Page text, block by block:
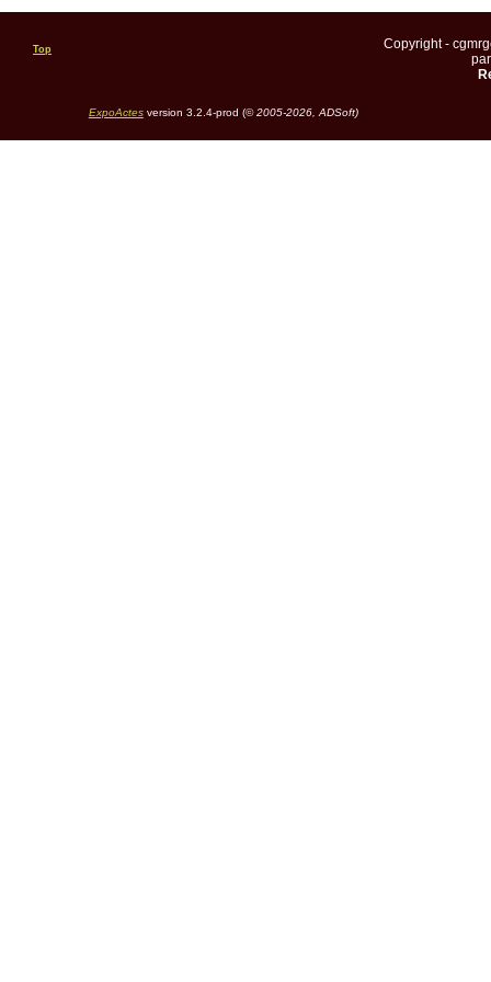
Top
Copyright -
ExpoActesversion 3.2.4-prod (©2005-2026, ADSoft)